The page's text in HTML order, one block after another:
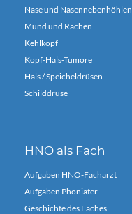
Nase und Nasennebenhöhlen
Mund und Rachen
Kehlkopf
Kopf-Hals-Tumore
Hals / Speicheldrüsen
Schilddrüse
HNO als Fach
Aufgaben HNO-Facharzt
Aufgaben Phoniater
Geschichte des Faches